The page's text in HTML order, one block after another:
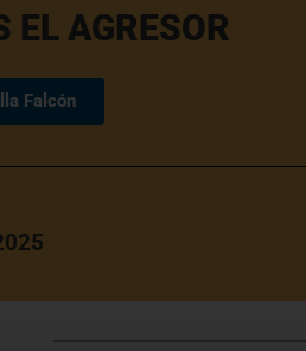
EL AGRESOR
Falcón